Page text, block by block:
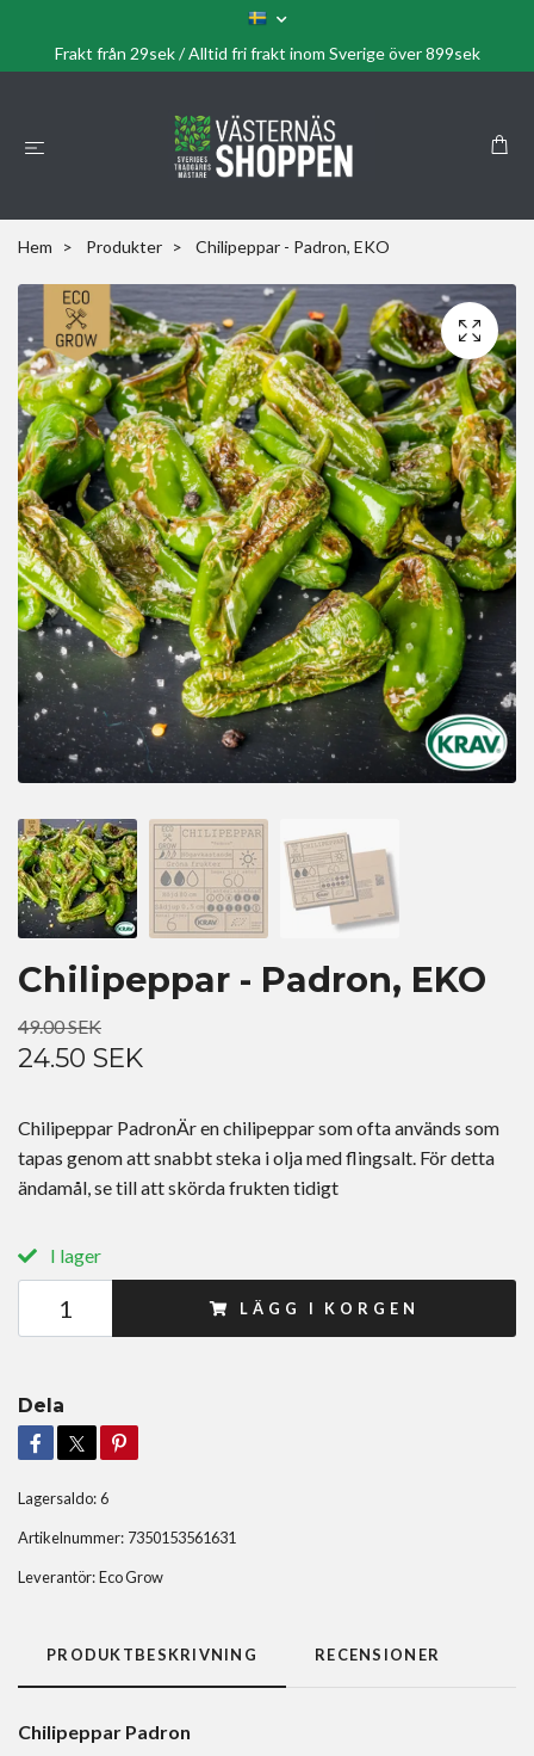
Frakt från 29sek / Alltid fri frakt inom Sverige över 899sek
Hem Produkter Chilipeppar - Padron, EKO
Chilipeppar - Padron, EKO
49.00 SEK
24.50 SEK
Chilipeppar PadronÄr en chilipeppar som ofta används som
tapas genom att snabbt steka i olja med flingsalt. För detta
ändamål, se till att skörda frukten tidigt
I lager
LÄGG I KORGEN
Dela
Lagersaldo:6
Artikelnummer: 7350153561631
Leverantör:Eco Grow
PRODUKTBESKRIVNING RECENSIONER
Chilipeppar Padron